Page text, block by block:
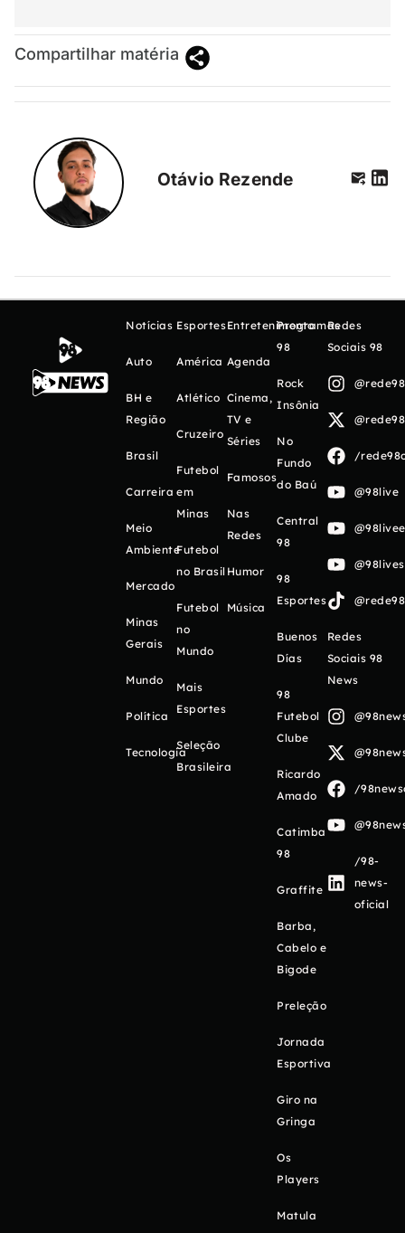
Compartilhar matéria
Otávio Rezende
Notícias
Auto
BH e
Região
Brasil
Carreira
Meio
Ambiente
Mercado
Minas
Gerais
Mundo
Política
Tecnologia
Esportes
América
Atlético
Cruzeiro
Futebol
em
Minas
Futebol
no Brasil
Futebol
no
Mundo
Mais
Esportes
Seleção
Brasileira
Entretenimento
Agenda
Cinema,
TV e
Séries
Famosos
Nas
Redes
Humor
Música
Programas
98
Rock
Insônia
No
Fundo
do Baú
Central
98
98
Esportes
Buenos
Días
98
Futebol
Clube
Ricardo
Amado
Catimba
98
Graffite
Barba,
Cabelo e
Bigode
Preleção
Jornada
Esportiva
Giro na
Gringa
Os
Players
Matula
Redes
Sociais 98
/
@98live
Redes
Sociais 98
News
/
/98-
news-
oficial